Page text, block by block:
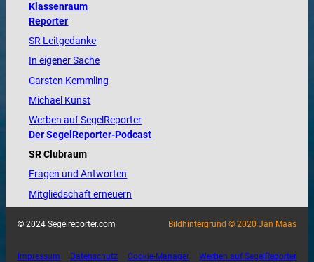
Klassenraum
Reporter
SR Leitgedanke
In eigener Sache
Carsten Kemmling
Michael Kunst
Werben auf SegelReporter
Der SegelReporter-Podcast
SR Clubraum
Fragen und Antworten
Mitgliedschaft erneuern
© 2024 Segelreporter.com Bildhintergrund © 2020 Jan Maas
Impressum Datenschutz Cookie-Manager Werben auf SegelReporter